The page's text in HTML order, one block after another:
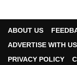
ABOUT US
ADVERTISE WITH US
PRIVACY POLICY